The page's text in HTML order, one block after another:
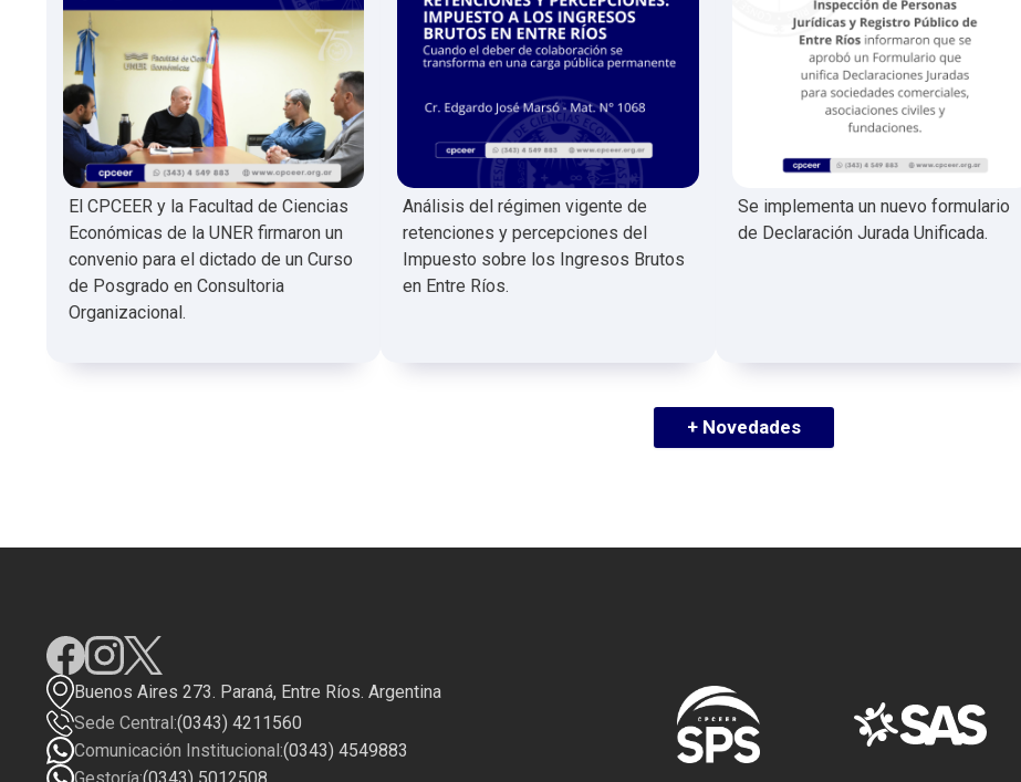
El CPCEER y la Facultad de Ciencias
Económicas de la UNER firmaron un
convenio para el dictado de un Curso
de Posgrado en Consultoria
Organizacional.
Análisis del régimen vigente de
retenciones y percepciones del
Impuesto sobre los Ingresos Brutos
en Entre Ríos.
Se implementa un nuevo formulario
de Declaración Jurada Unificada.
+ Novedades
Buenos Aires 273. Paraná, Entre Ríos. Argentina
Sede Central:(0343) 4211560
Comunicación Institucional:(0343) 4549883